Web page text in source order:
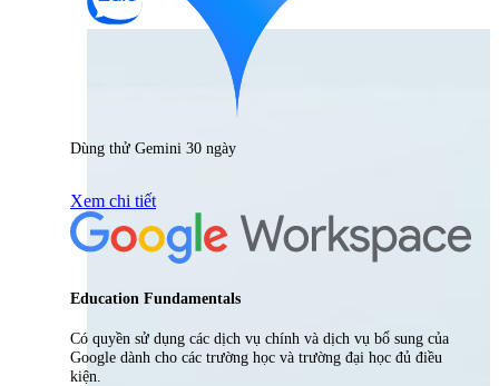
Dùng thử Gemini 30 ngày
Xem chi tiết
Education Fundamentals
Có quyền sử dụng các dịch vụ chính và dịch vụ bổ sung của
Google dành cho các trường học và trường đại học đủ điều
kiện.